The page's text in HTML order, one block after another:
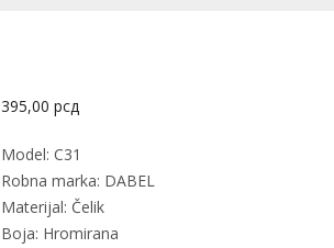
395,00 рсд
Model: C31
Robna marka: DABEL
Materijal: Čelik
Boja: Hromirana